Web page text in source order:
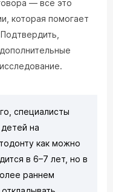
— всё это
которая помогает
специалисты
на
как можно
в 6–7 лет, но в
раннем